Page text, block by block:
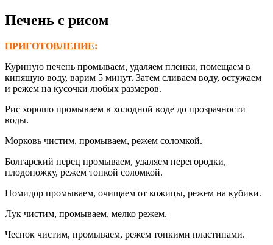
Печень с рисом
ПРИГОТОВЛЕНИЕ:
Куриную печень промываем, удаляем пленки, помещаем в
кипящую воду, варим 5 минут. Затем сливаем воду, остужаем
и режем на кусочки любых размеров.
Рис хорошо промываем в холодной воде до прозрачности
воды.
Морковь чистим, промываем, режем соломкой.
Болгарский перец промываем, удаляем перегородки,
плодоножку, режем тонкой соломкой.
Помидор промываем, очищаем от кожицы, режем на кубики.
Лук чистим, промываем, мелко режем.
Чеснок чистим, промываем, режем тонкими пластинами.